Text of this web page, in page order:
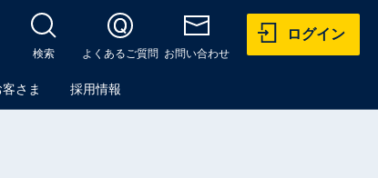
さま 採用情報
検索 よくあるご質問 お問い合わせ
ログイン